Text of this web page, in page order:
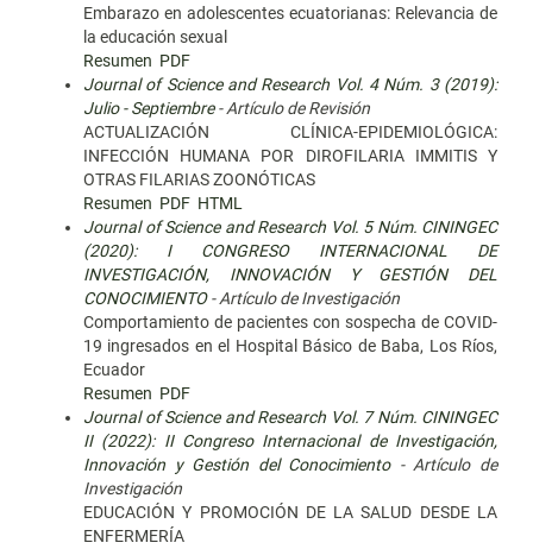
Embarazo en adolescentes ecuatorianas: Relevancia de
la educación sexual
Resumen PDF
Journal of Science and Research Vol. 4 Núm. 3 (2019):
Julio - Septiembre- Artículo de Revisión
ACTUALIZACIÓN CLÍNICA-EPIDEMIOLÓGICA:
INFECCIÓN HUMANA POR DIROFILARIA IMMITIS Y
OTRAS FILARIAS ZOONÓTICAS
Resumen PDF HTML
Journal of Science and Research Vol. 5 Núm. CININGEC
(2020): I CONGRESO INTERNACIONAL DE
INVESTIGACIÓN, INNOVACIÓN Y GESTIÓN DEL
CONOCIMIENTO- Artículo de Investigación
Comportamiento de pacientes con sospecha de COVID-
19 ingresados en el Hospital Básico de Baba, Los Ríos,
Ecuador
Resumen PDF
Journal of Science and Research Vol. 7 Núm. CININGEC
II (2022): II Congreso Internacional de Investigación,
Innovación y Gestión del Conocimiento- Artículo de
Investigación
EDUCACIÓN Y PROMOCIÓN DE LA SALUD DESDE LA
ENFERMERÍA